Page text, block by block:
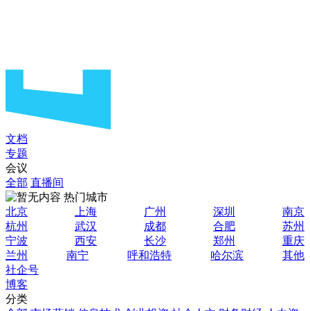
文档
专题
会议
全部 直播间
热门城市
北京
上海 广州 深圳
南京
杭州
武汉 成都 合肥
苏州
宁波
西安 长沙 郑州
重庆
兰州
南宁 呼和浩特 哈尔滨
其他
社企号
博客
分类